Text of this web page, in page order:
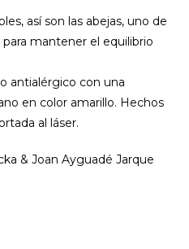
así son las abejas, uno de
mantener el equilibrio
antialérgico con una
en color amarillo. Hechos
al láser.
& Joan Ayguadé Jarque